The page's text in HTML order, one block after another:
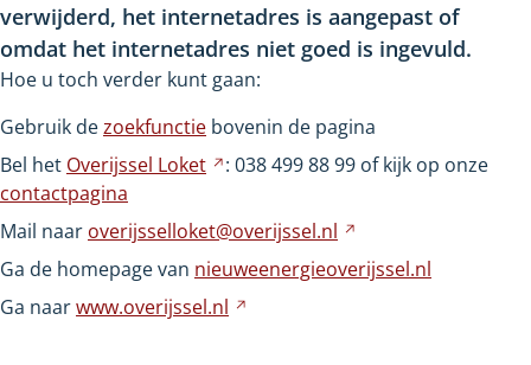
verwijderd, het internetadres is aangepast of
omdat het internetadres niet goed is ingevuld.
Hoe u toch verder kunt gaan:
Gebruik dezoekfunctie bovenin de pagina
Bel het Overijssel Loket
Verwijst
een
andere
website
: 0384998899 of kijk op onze
contactpagina
Mail naar overijsselloket@overijssel.nl
naar
een
Ga de homepage van nieuweenergieoverijssel.nl
Ga naarwww.overijssel.nl